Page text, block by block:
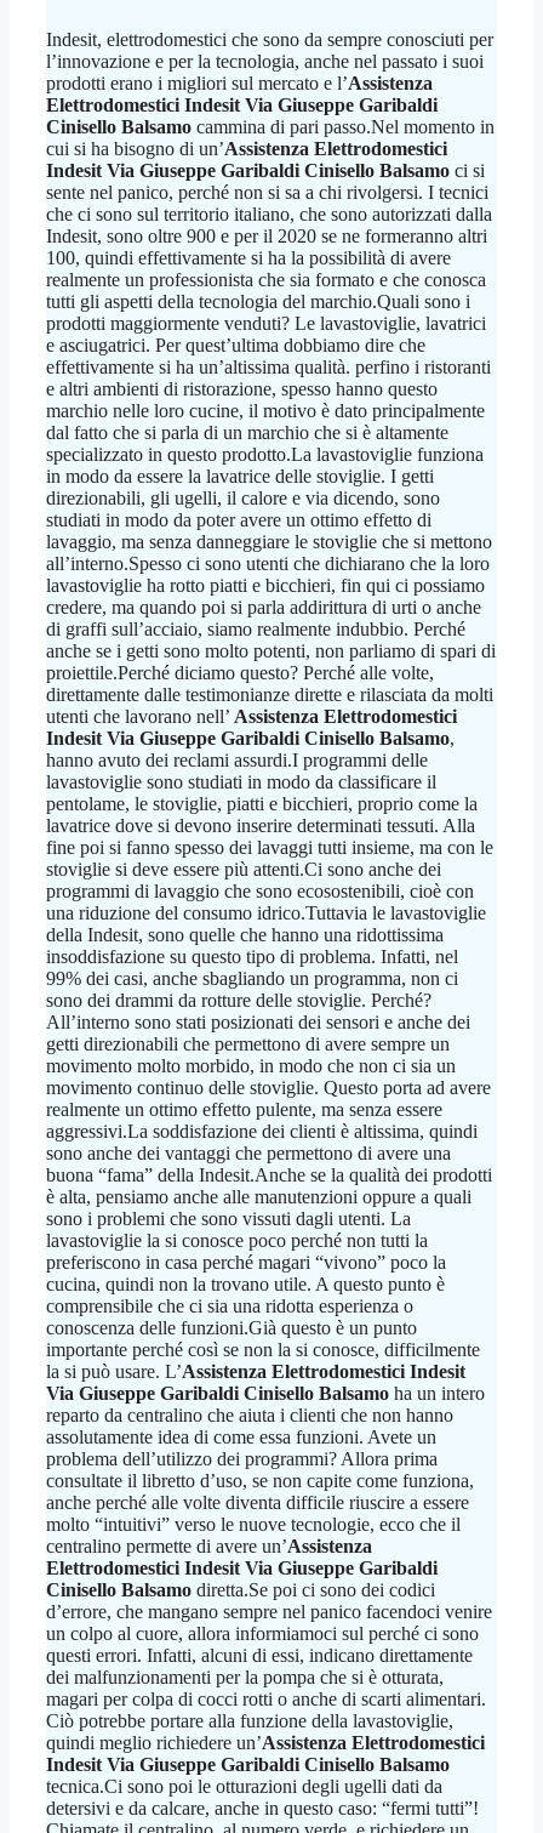
Indesit, elettrodomestici che sono da sempre conosciuti per
l’innovazione e per la tecnologia, anche nel passato i suoi
prodotti erano i migliori sul mercato e l’Assistenza
Elettrodomestici Indesit Via Giuseppe Garibaldi
Cinisello Balsamo cammina di pari passo.Nel momento in
cui si ha bisogno di un’Assistenza Elettrodomestici
Indesit Via Giuseppe Garibaldi Cinisello Balsamo ci si
sente nel panico, perché non si sa a chi rivolgersi. I tecnici
che ci sono sul territorio italiano, che sono autorizzati dalla
Indesit, sono oltre 900 e per il 2020 se ne formeranno altri
100, quindi effettivamente si ha la possibilità di avere
realmente un professionista che sia formato e che conosca
tutti gli aspetti della tecnologia del marchio.Quali sono i
prodotti maggiormente venduti? Le lavastoviglie, lavatrici
e asciugatrici. Per quest’ultima dobbiamo dire che
effettivamente si ha un’altissima qualità. perfino i ristoranti
e altri ambienti di ristorazione, spesso hanno questo
marchio nelle loro cucine, il motivo è dato principalmente
dal fatto che si parla di un marchio che si è altamente
specializzato in questo prodotto.La lavastoviglie funziona
in modo da essere la lavatrice delle stoviglie. I getti
direzionabili, gli ugelli, il calore e via dicendo, sono
studiati in modo da poter avere un ottimo effetto di
lavaggio, ma senza danneggiare le stoviglie che si mettono
all’interno.Spesso ci sono utenti che dichiarano che la loro
lavastoviglie ha rotto piatti e bicchieri, fin qui ci possiamo
credere, ma quando poi si parla addirittura di urti o anche
di graffi sull’acciaio, siamo realmente indubbio. Perché
anche se i getti sono molto potenti, non parliamo di spari di
proiettile.Perché diciamo questo? Perché alle volte,
direttamente dalle testimonianze dirette e rilasciata da molti
utenti che lavorano nell’ Assistenza Elettrodomestici
Indesit Via Giuseppe Garibaldi Cinisello Balsamo,
hanno avuto dei reclami assurdi.I programmi delle
lavastoviglie sono studiati in modo da classificare il
pentolame, le stoviglie, piatti e bicchieri, proprio come la
lavatrice dove si devono inserire determinati tessuti. Alla
fine poi si fanno spesso dei lavaggi tutti insieme, ma con le
stoviglie si deve essere più attenti.Ci sono anche dei
programmi di lavaggio che sono ecosostenibili, cioè con
una riduzione del consumo idrico.Tuttavia le lavastoviglie
della Indesit, sono quelle che hanno una ridottissima
insoddisfazione su questo tipo di problema. Infatti, nel
99% dei casi, anche sbagliando un programma, non ci
sono dei drammi da rotture delle stoviglie. Perché?
All’interno sono stati posizionati dei sensori e anche dei
getti direzionabili che permettono di avere sempre un
movimento molto morbido, in modo che non ci sia un
movimento continuo delle stoviglie. Questo porta ad avere
realmente un ottimo effetto pulente, ma senza essere
aggressivi.La soddisfazione dei clienti è altissima, quindi
sono anche dei vantaggi che permettono di avere una
buona “fama” della Indesit.Anche se la qualità dei prodotti
è alta, pensiamo anche alle manutenzioni oppure a quali
sono i problemi che sono vissuti dagli utenti. La
lavastoviglie la si conosce poco perché non tutti la
preferiscono in casa perché magari “vivono” poco la
cucina, quindi non la trovano utile. A questo punto è
comprensibile che ci sia una ridotta esperienza o
conoscenza delle funzioni.Già questo è un punto
importante perché così se non la si conosce, difficilmente
la si può usare. L’Assistenza Elettrodomestici Indesit
Via Giuseppe Garibaldi Cinisello Balsamo ha un intero
reparto da centralino che aiuta i clienti che non hanno
assolutamente idea di come essa funzioni. Avete un
problema dell’utilizzo dei programmi? Allora prima
consultate il libretto d’uso, se non capite come funziona,
anche perché alle volte diventa difficile riuscire a essere
molto “intuitivi” verso le nuove tecnologie, ecco che il
centralino permette di avere un’Assistenza
Elettrodomestici Indesit Via Giuseppe Garibaldi
Cinisello Balsamo diretta.Se poi ci sono dei codici
d’errore, che mangano sempre nel panico facendoci venire
un colpo al cuore, allora informiamoci sul perché ci sono
questi errori. Infatti, alcuni di essi, indicano direttamente
dei malfunzionamenti per la pompa che si è otturata,
magari per colpa di cocci rotti o anche di scarti alimentari.
Ciò potrebbe portare alla funzione della lavastoviglie,
quindi meglio richiedere un’Assistenza Elettrodomestici
Indesit Via Giuseppe Garibaldi Cinisello Balsamo
tecnica.Ci sono poi le otturazioni degli ugelli dati da
detersivi e da calcare, anche in questo caso: “fermi tutti”!